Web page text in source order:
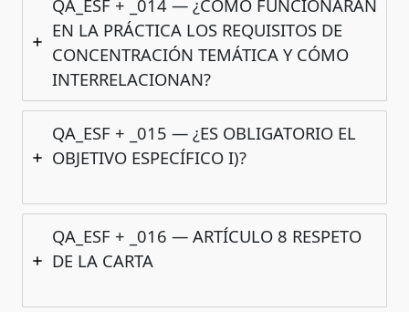
QA_ESF + _014 — ¿CÓMO FUNCIONARÁN
EN LA PRÁCTICA LOS REQUISITOS DE
CONCENTRACIÓN TEMÁTICA Y CÓMO
INTERRELACIONAN?
QA_ESF + _015 — ¿ES OBLIGATORIO EL
OBJETIVO ESPECÍFICO I)?
QA_ESF + _016 — ARTÍCULO 8 RESPETO
DE LA CARTA